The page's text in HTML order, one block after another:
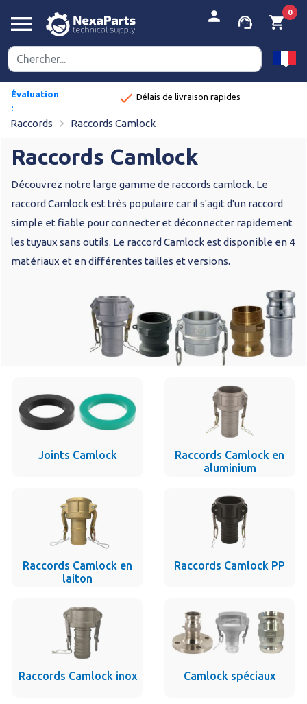
menu person support_agent shopping_cart
0
Évaluation
:
8,9/10
done Délais de livraison rapides
Raccords navigate_next Raccords Camlock
Joints Camlock
Raccords Camlock en
aluminium
Raccords Camlock en
laiton
Raccords Camlock PP
Raccords Camlock inox Camlock spéciaux
Raccords Camlock
Découvrez notre large gamme de raccords camlock. Le
raccord Camlock est très populaire car il s'agit d'un raccord
simple et fiable pour connecter et déconnecter rapidement
les tuyaux sans outils. Le raccord Camlock est disponible en 4
matériaux et en différentes tailles et versions.